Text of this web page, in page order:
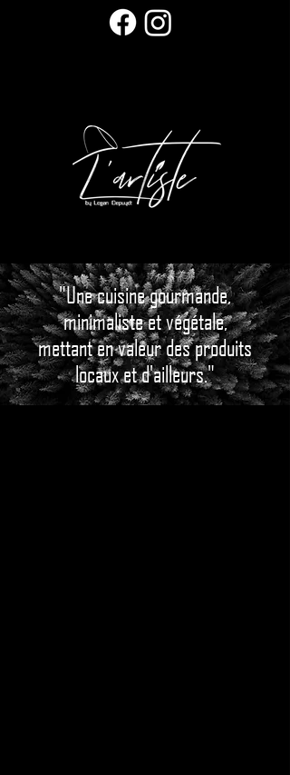
"Une cuisine gourmande,
minimaliste et végétale,
mettant en valeur des produits
locaux et d'ailleurs."